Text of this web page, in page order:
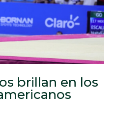
brillan en los